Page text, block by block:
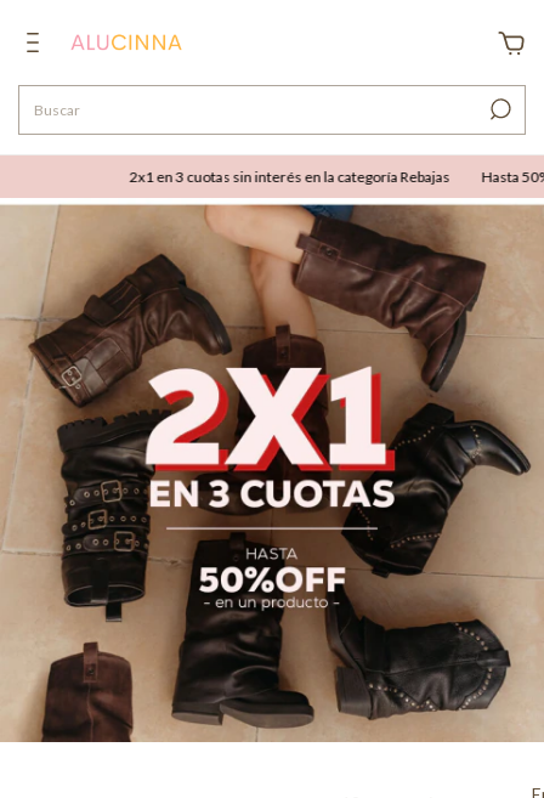
en 3 cuotas sin interés en la categoría Rebajas Hasta 50% OFF combinable